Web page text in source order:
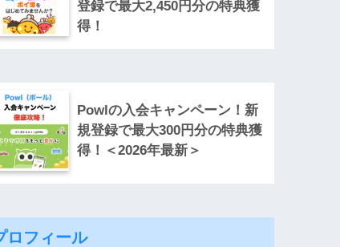
登録で最大2,450円分の特典獲
得！
Powlの入会キャンペーン！新
規登録で最大300円分の特典獲
得！＜2026年最新＞
ロフィール